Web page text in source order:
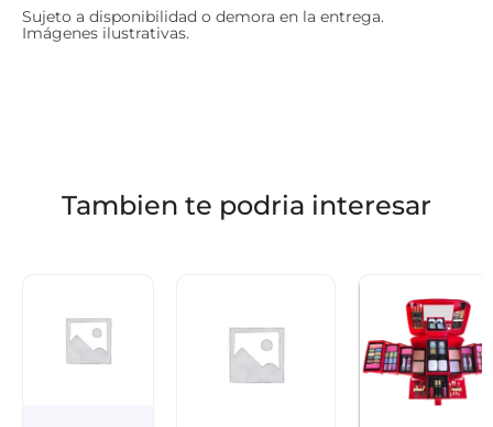
Sujeto a disponibilidad o demora en la entrega.
Imágenes ilustrativas.
Tambien te podria interesar